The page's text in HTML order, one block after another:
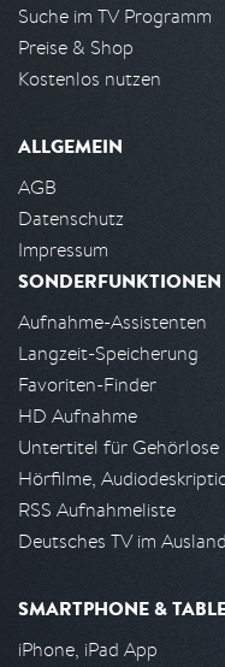
Suche im TV Programm
Preise & Shop
Kostenlos nutzen
ALLGEMEIN
AGB
Datenschutz
Impressum
SONDERFUNKTIONEN
Aufnahme-Assistenten
Langzeit-Speicherung
Favoriten-Finder
HD Aufnahme
Untertitel für Gehörlose
Hörfilme,
RSS Aufnahmeliste
Deutsches TV im Ausland
SMARTPHONE &
iPhone, iPad App